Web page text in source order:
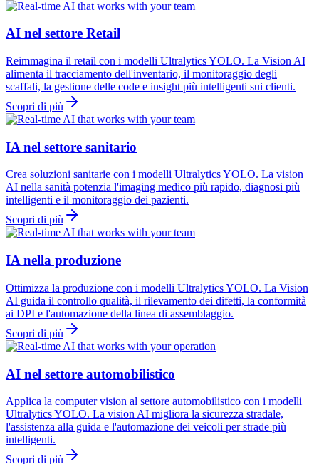
AI nel settore Retail
Reimmagina il retail con i modelli Ultralytics YOLO. La Vision AI
alimenta il tracciamento dell'inventario, il monitoraggio degli
scaffali, la gestione delle code e insight più intelligenti sui clienti.
Scopri di più
IA nel settore sanitario
Crea soluzioni sanitarie con i modelli Ultralytics YOLO. La vision
AI nella sanità potenzia l'imaging medico più rapido, diagnosi più
intelligenti e il monitoraggio dei pazienti.
Scopri di più
IA nella produzione
Ottimizza la produzione con i modelli Ultralytics YOLO. La Vision
AI guida il controllo qualità, il rilevamento dei difetti, la conformità
ai DPI e l'automazione della linea di assemblaggio.
Scopri di più
AI nel settore automobilistico
Applica la computer vision al settore automobilistico con i modelli
Ultralytics YOLO. La vision AI migliora la sicurezza stradale,
l'assistenza alla guida e l'automazione dei veicoli per strade più
intelligenti.
Scopri di più